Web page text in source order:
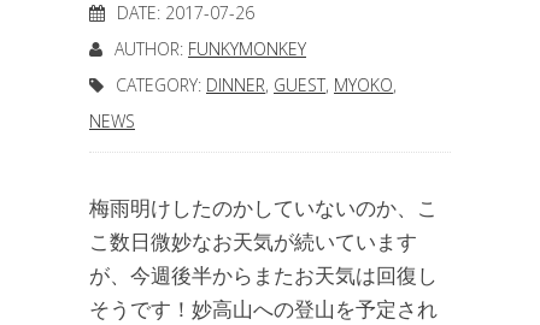
DATE: 2017-07-26
AUTHOR: FUNKYMONKEY
CATEGORY: DINNER, GUEST, MYOKO,
NEWS
梅雨明けしたのかしていないのか、こ
こ数日微妙なお天気が続いています
が、今週後半からまたお天気は回復し
そうです！妙高山への登山を予定され